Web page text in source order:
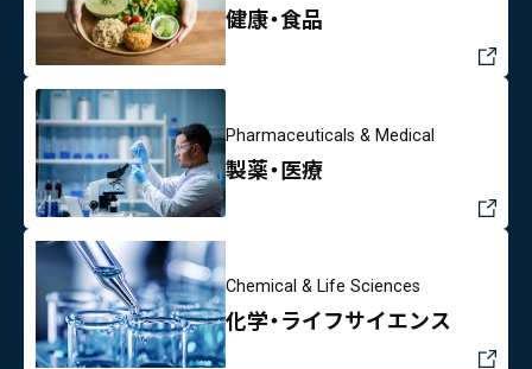
健康・食品
Pharmaceuticals & Medical
製薬・医療
Chemical & Life Sciences
化学・ライフサイエンス